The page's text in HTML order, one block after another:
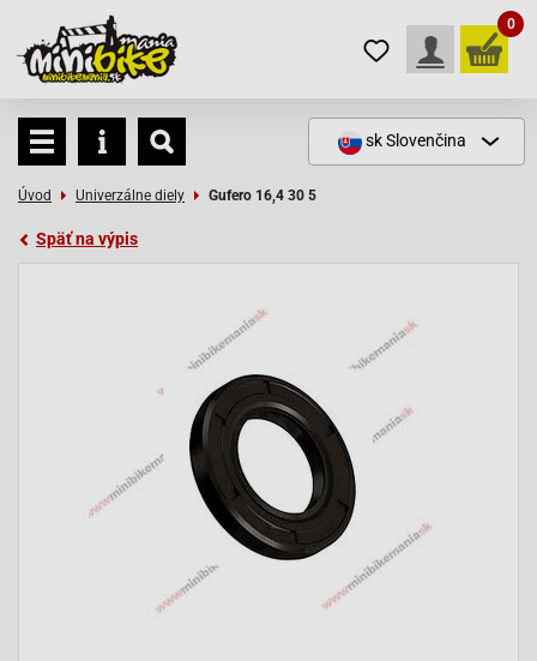
0
skSlovenčina
Úvod Univerzálne diely Gufero 16,4 30 5
Späť na výpis